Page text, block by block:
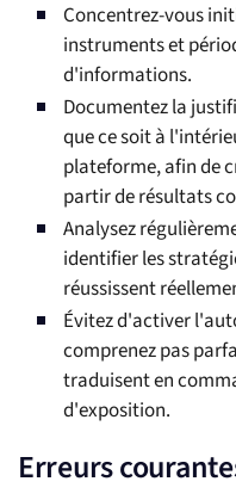
Concentrez-vous
instruments et
d'informations.
Documentez la
que ce soit à
plateforme, afin de
partir de résultats
Analysez
identifier les
réussissent
Évitez d'activer
comprenez pas
traduisent en
d'exposition.
Erreurs